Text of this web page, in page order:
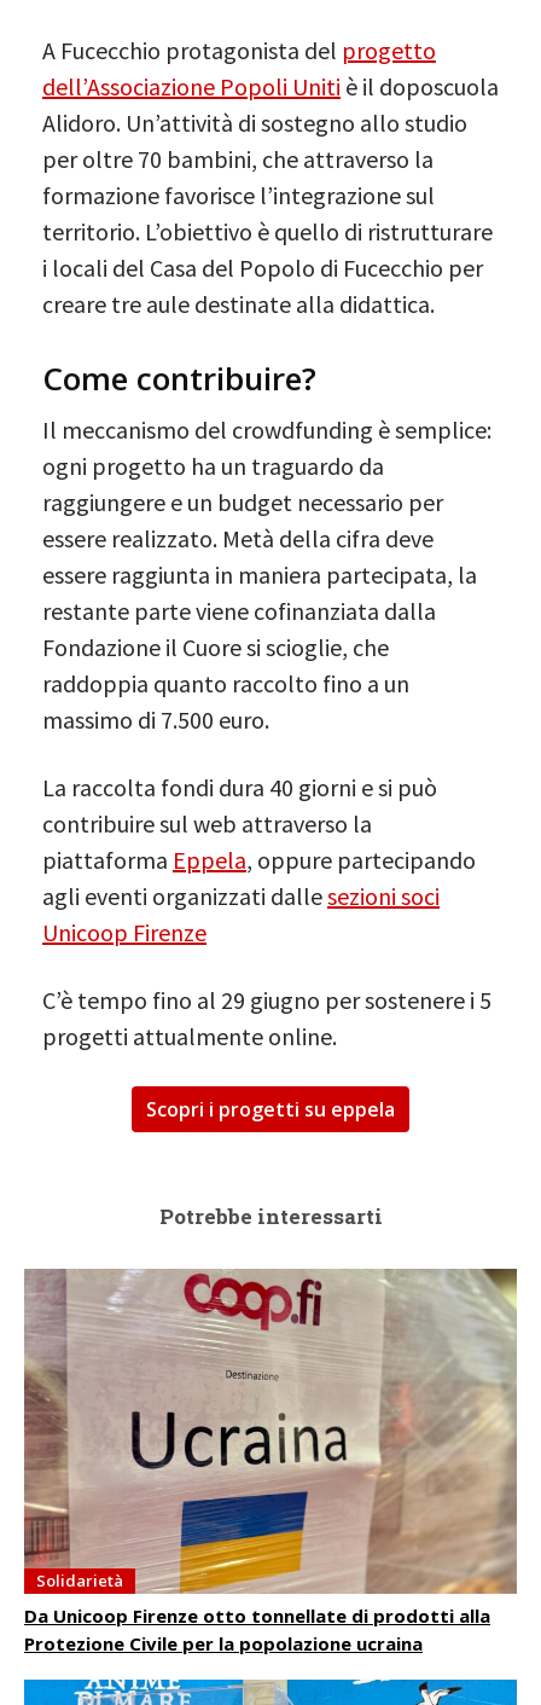
A Fucecchio protagonista del progetto
dell’Associazione Popoli Uniti è il doposcuola
Alidoro. Un’attività di sostegno allo studio
per oltre 70 bambini, che attraverso la
formazione favorisce l’integrazione sul
territorio. L’obiettivo è quello di ristrutturare
i locali del Casa del Popolo di Fucecchio per
creare tre aule destinate alla didattica.
Come contribuire?
Il meccanismo del crowdfunding è semplice:
ogni progetto ha un traguardo da
raggiungere e un budget necessario per
essere realizzato. Metà della cifra deve
essere raggiunta in maniera partecipata, la
restante parte viene cofinanziata dalla
Fondazione il Cuore si scioglie, che
raddoppia quanto raccolto fino a un
massimo di 7.500 euro.
La raccolta fondi dura 40 giorni e si può
contribuire sul web attraverso la
piattaforma Eppela, oppure partecipando
agli eventi organizzati dallesezioni soci
Unicoop Firenze
C’è tempo fino al 29 giugno per sostenere i 5
progetti attualmente online.
Scopri i progetti su eppela
Potrebbe interessarti
Solidarietà
Da Unicoop Firenze otto tonnellate di prodotti alla
Protezione Civile per la popolazione ucraina